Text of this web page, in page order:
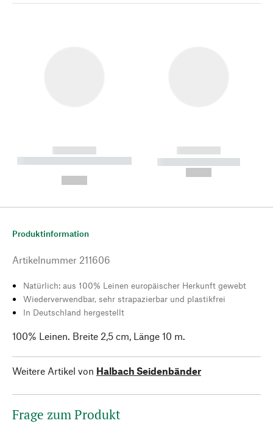
------------
----------- ----------- --------
------------
----------- -----------
Produktinformation
Artikelnummer 211606
Natürlich: aus 100% Leinen europäischer Herkunft gewebt
Wiederverwendbar, sehr strapazierbar und plastikfrei
In Deutschland hergestellt
100% Leinen. Breite 2,5 cm, Länge 10 m.
Weitere Artikel von Halbach Seidenbänder
Frage zum Produkt